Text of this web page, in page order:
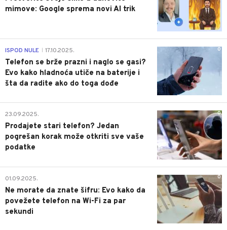
mimove: Google sprema novi AI trik
0
ISPOD NULE 17.10.2025.
Telefon se brže prazni i naglo se gasi?
Evo kako hladnoća utiče na baterije i
šta da radite ako do toga dođe
0
23.09.2025.
Prodajete stari telefon? Jedan
pogrešan korak može otkriti sve vaše
podatke
0
01.09.2025.
Ne morate da znate šifru: Evo kako da
povežete telefon na Wi-Fi za par
sekundi